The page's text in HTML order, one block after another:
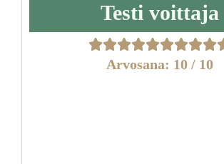
Testi voittaja
Arvosana: 10 / 10